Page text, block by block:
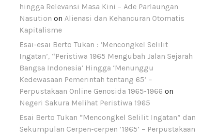
hingga Relevansi Masa Kini – Ade Parlaungan
Nasution on Alienasi dan Kehancuran Otomatis
Kapitalisme
Esai-esai Berto Tukan : ‘Mencongkel Selilit
Ingatan’, “Peristiwa 1965 Mengubah Jalan Sejarah
Bangsa Indonesia’ Hingga ‘Menunggu
Kedewasaan Pemerintah tentang 65’ –
Perpustakaan Online Genosida 1965-1966 on
Negeri Sakura Melihat Peristiwa 1965
Esai Berto Tukan “Mencongkel Selilit Ingatan” dan
Sekumpulan Cerpen-cerpen ’1965’ – Perpustakaan